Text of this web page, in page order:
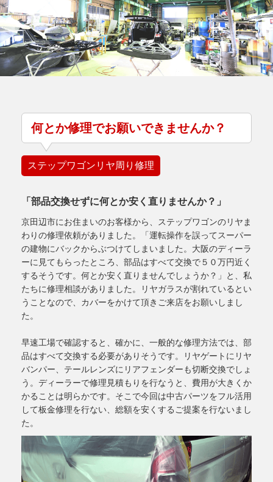
何とか修理でお願いできませんか？
ステップワゴンリヤ周り修理
「部品交換せずに何とか安く直りませんか？」
京田辺市にお住まいのお客様から、ステップワゴンのリヤま
わりの修理依頼がありました。「運転操作を誤ってスーパー
の建物にバックからぶつけてしまいました。大阪のディーラ
ーに見てもらったところ、部品はすべて交換で５０万円近く
するそうです。何とか安く直りませんでしょうか？」と、私
たちに修理相談がありました。リヤガラスが割れているとい
うことなので、カバーをかけて頂きご来店をお願いしまし
た。
早速工場で確認すると、確かに、一般的な修理方法では、部
品はすべて交換する必要がありそうです。リヤゲートにリヤ
バンパー、テールレンズにリアフェンダーも切断交換でしょ
う。ディーラーで修理見積もりを行なうと、費用が大きくか
かることは明らかです。そこで今回は中古パーツをフル活用
して板金修理を行ない、総額を安くするご提案を行ないまし
た。